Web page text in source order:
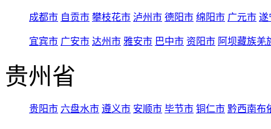
成都市 自贡市 攀枝花市 泸州市 德阳市 绵阳市 广元市 遂
宜宾市 广安市 达州市 雅安市 巴中市 资阳市 阿坝藏族羌
贵州省
贵阳市 六盘水市 遵义市 安顺市 毕节市 铜仁市 黔西南布